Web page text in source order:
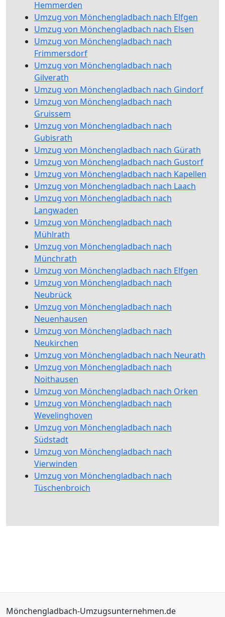
Hemmerden
Umzug von Mönchengladbach nach Elfgen
Umzug von Mönchengladbach nach Elsen
Umzug von Mönchengladbach nach
Frimmersdorf
Umzug von Mönchengladbach nach
Gilverath
Umzug von Mönchengladbach nach Gindorf
Umzug von Mönchengladbach nach
Gruissem
Umzug von Mönchengladbach nach
Gubisrath
Umzug von Mönchengladbach nach Gürath
Umzug von Mönchengladbach nach Gustorf
Umzug von Mönchengladbach nach Kapellen
Umzug von Mönchengladbach nach Laach
Umzug von Mönchengladbach nach
Langwaden
Umzug von Mönchengladbach nach
Mühlrath
Umzug von Mönchengladbach nach
Münchrath
Umzug von Mönchengladbach nach Elfgen
Umzug von Mönchengladbach nach
Neubrück
Umzug von Mönchengladbach nach
Neuenhausen
Umzug von Mönchengladbach nach
Neukirchen
Umzug von Mönchengladbach nach Neurath
Umzug von Mönchengladbach nach
Noithausen
Umzug von Mönchengladbach nach Orken
Umzug von Mönchengladbach nach
Wevelinghoven
Umzug von Mönchengladbach nach
Südstadt
Umzug von Mönchengladbach nach
Vierwinden
Umzug von Mönchengladbach nach
Tüschenbroich
Mönchengladbach-Umzugsunternehmen.de